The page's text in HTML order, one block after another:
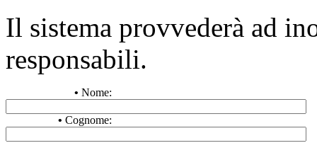
Il sistema provvederà ad
responsabili.
• Nome:
• Cognome: